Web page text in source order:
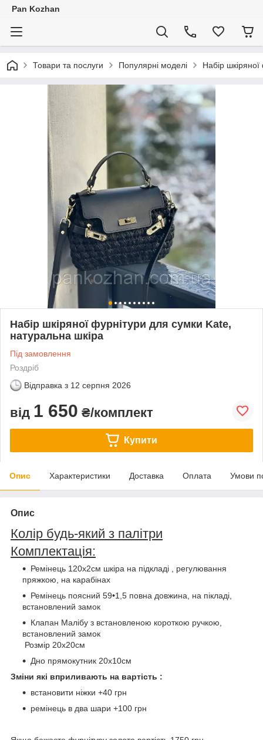
Pan Kozhan
Товари та послуги Популярні моделі Набір
Набір шкіряної фурнітури для сумки Katе,
натуральна шкіра
Під замовлення
Роздріб
Відправка з 12 серпня 2026
від 1 650 ₴/комплект
Купити
Опис Характеристики Доставка Оплата Умови
Опис
Колір будь-який з палітри
Комплектація:
Ремінець 120х2см шкіра на підкладі , регулювання
пряжкою, на карабінах
Ремінець поясний 59•1,5 повна довжина, на пікладі,
встановлений замок
Клапан Малібу з встановленою короткою ручкою,
встановлений замок
Розмір 20х20см
Дно прямокутник 20х10см
Зміни які вприливають на вартість :
встановити ніжки +40 грн
ремінець в два шари +100 грн